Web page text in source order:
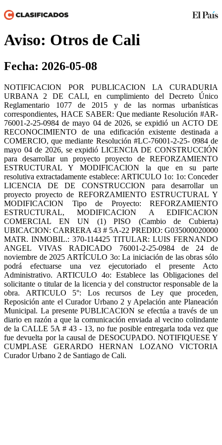
Aviso: Otros de Cali
Fecha: 2026-05-08
NOTIFICACION POR PUBLICACION LA CURADURIA
URBANA 2 DE CALI, en cumplimiento del Decreto Único
Reglamentario 1077 de 2015 y de las normas urbanísticas
correspondientes, HACE SABER: Que mediante Resolución #AR-
76001-2-25-0984 de mayo 04 de 2026, se expidió un ACTO DE
RECONOCIMIENTO de una edificación existente destinada a
COMERCIO, que mediante Resolución #LC-76001-2-25- 0984 de
mayo 04 de 2026, se expidió LICENCIA DE CONSTRUCCIÓN
para desarrollar un proyecto proyecto de REFORZAMIENTO
ESTRUCTURAL Y MODIFICACION la que en su parte
resolutiva extractadamente establece: ARTICULO 1o: 1o: Conceder
LICENCIA DE DE CONSTRUCCION para desarrollar un
proyecto proyecto de REFORZAMIENTO ESTRUCTURAL Y
MODIFICACION Tipo de Proyecto: REFORZAMIENTO
ESTRUCTURAL, MODIFICACION A EDIFICACION
COMERCIAL EN UN (1) PISO (Cambio de Cubierta)
UBICACION: CARRERA 43 # 5A-22 PREDIO: G035000020000
MATR. INMOBIL.: 370-114425 TITULAR: LUIS FERNANDO
ANGEL VIVAS RADICADO 76001-2-25-0984 de 24 de
noviembre de 2025 ARTÍCULO 3o: La iniciación de las obras sólo
podrá efectuarse una vez ejecutoriado el presente Acto
Administrativo. ARTICULO 4o: Establece las Obligaciones del
solicitante o titular de la licencia y del constructor responsable de la
obra. ARTICULO 5°: Los recursos de Ley que proceden,
Reposición ante el Curador Urbano 2 y Apelación ante Planeación
Municipal. La presente PUBLICACION se efectúa a través de un
diario en razón a que la comunicación enviada al vecino colindante
de la CALLE 5A # 43 - 13, no fue posible entregarla toda vez que
fue devuelta por la causal de DESOCUPADO. NOTIFIQUESE Y
CUMPLASE GERARDO HERNAN LOZANO VICTORIA
Curador Urbano 2 de Santiago de Cali.